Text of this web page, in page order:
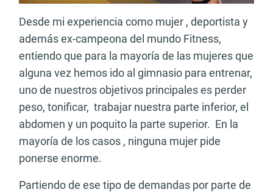
Desde mi experiencia como mujer , deportista y
además ex-campeona del mundo Fitness,
entiendo que para la mayoría de las mujeres que
alguna vez hemos ido al gimnasio para entrenar,
uno de nuestros objetivos principales es perder
peso, tonificar, trabajar nuestra parte inferior, el
abdomen y un poquito la parte superior. En la
mayoría de los casos , ninguna mujer pide
ponerse enorme.
Partiendo de ese tipo de demandas por parte de